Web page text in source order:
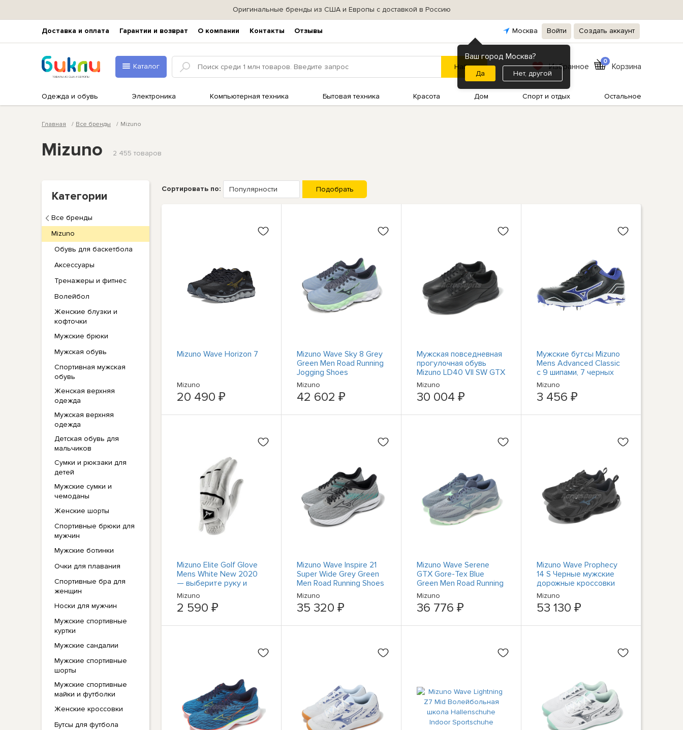
Оригинальные бренды из США и Европы с доставкой в Россию
Доставка и оплата Гарантии и возврат О компании Контакты Отзывы Москва
Ваш город Москва?
Нет, другой
Войти Создать аккаунт
Каталог Избранное
0
Корзина
Одежда и обувь Электроника Компьютерная техника Бытовая техника Красота Дом Спорт и отдых Остальное
Главная Все бренды Mizuno
Mizuno 2 455 товаров
Категории
Все бренды
Mizuno
Обувь для баскетбола
Аксессуары
Тренажеры и фитнес
Волейбол
Женские блузки и
кофточки
Мужские брюки
Мужская обувь
Спортивная мужская
обувь
Женская верхняя
одежда
Мужская верхняя
одежда
Детская обувь для
мальчиков
Сумки и рюкзаки для
детей
Мужские сумки и
чемоданы
Женские шорты
Спортивные брюки для
мужчин
Мужские ботинки
Очки для плавания
Спортивные бра для
женщин
Носки для мужчин
Мужские спортивные
куртки
Мужские сандалии
Мужские спортивные
шорты
Мужские спортивные
майки и футболки
Женские кроссовки
Бутсы для футбола
Сортировать по:
Mizuno Wave Horizon 7
Mizuno
20 490 ₽
Mizuno Wave Sky 8 Grey
Green Men Road Running
Jogging Shoes
J1GC2402-51
Mizuno
42 602 ₽
Мужская повседневная
прогулочная обувь
Mizuno LD40 VII SW GTX
Gore-Tex черного цвета
B1GC2407-09
Mizuno
30 004 ₽
Мужские бутсы Mizuno
Mens Advanced Classic
с 9 шипами, 7 черных
шипов, 15 средних (D)
BHFO 5172
Mizuno
3 456 ₽
Mizuno Elite Golf Glove
Mens White New 2020
— выберите руку и
размер
Mizuno
2 590 ₽
Mizuno Wave Inspire 21
Super Wide Grey Green
Men Road Running Shoes
J1GC2545-05
Mizuno
35 320 ₽
Mizuno Wave Serene
GTX Gore-Tex Blue
Green Men Road Running
Shoes J1GC2460-51
Mizuno
36 776 ₽
Mizuno Wave Prophecy
14 S Черные мужские
дорожные кроссовки
унисекс J1GC2583-33
Mizuno
53 130 ₽